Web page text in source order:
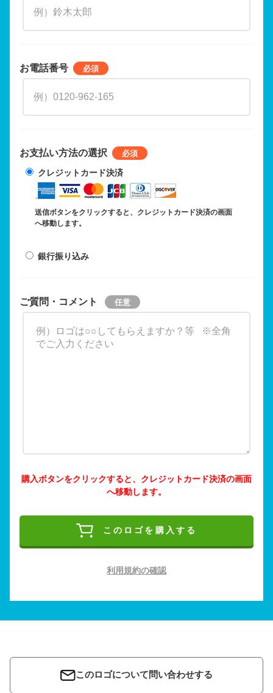
お電話番号
お支払い方法の選択
クレジットカード決済
送信ボタンをクリックすると、クレジットカード決済の画面
へ移動します。
銀行振り込み
ご質問・コメント
購入ボタンをクリックすると、クレジットカード決済の画面
へ移動します。
このロゴを購入する
利用規約の確認
このロゴについて問い合わせする